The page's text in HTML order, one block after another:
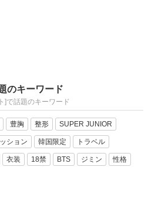
のキーワード
]で話題のキーワード
豊胸 整形 SUPER JUNIOR
ション 韓国限定 トラベル
衣装 18禁 BTS ジミン 性格